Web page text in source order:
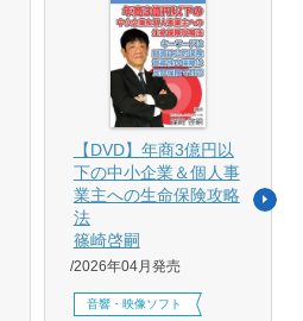
【DVD】年商3億円以
下の中小企業＆個人事
業主への生命保険攻略
法
篠崎啓嗣
2026年04月発売
音響・映像ソフト